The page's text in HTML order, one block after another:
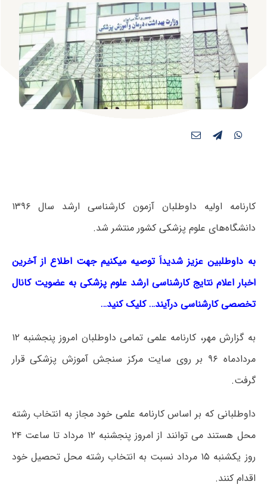
کارنامه اولیه داوطلبان آزمون کارشناسی ارشد سال ۱۳۹۶
دانشگاه‌های علوم پزشکی کشور منتشر شد.
به داوطلبین عزیز شدیداَ توصیه میکنیم جهت اطلاع از آخرین
اخبار اعلام نتایج کارشناسی ارشد علوم پزشکی به عضویت کانال
تخصصی کارشناسی درآیند… کلیک کنید…
به گزارش مهر، کارنامه علمی تمامی داوطلبان امروز پنجشنبه ۱۲
مردادماه ۹۶ بر روی سایت مرکز سنجش آموزش پزشکی قرار
گرفت.
داوطلبانی که بر اساس کارنامه علمی خود مجاز به انتخاب رشته
محل هستند می توانند از امروز پنجشنبه ۱۲ مرداد تا ساعت ۲۴
روز یکشنبه ۱۵ مرداد نسبت به انتخاب رشته محل تحصیل خود
اقدام کنند.